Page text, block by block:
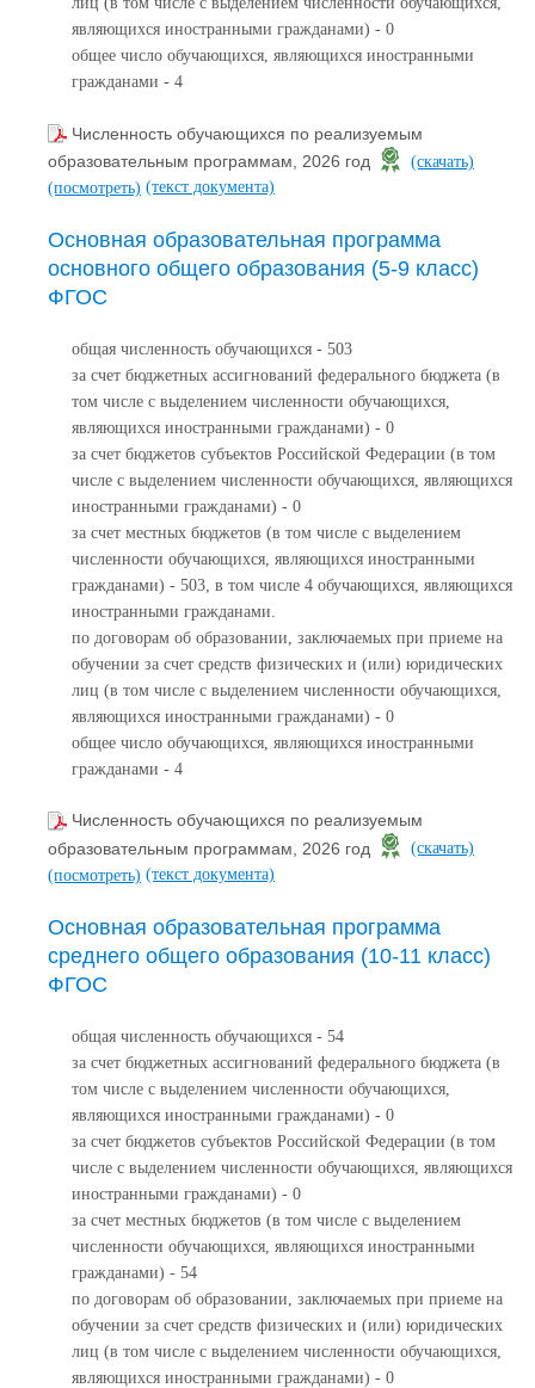
являющихся иностранными гражданами) - 0
общее число обучающихся, являющихся иностранными
гражданами - 4
Численность обучающихся по реализуемым
образовательным программам, 2026 год
(скачать)
(посмотреть) (текст документа)
Основная образовательная программа
основного общего образования (5-9 класс)
ФГОС
общая численность обучающихся - 503
за счет бюджетных ассигнований федерального бюджета (в
том числе с выделением численности обучающихся,
являющихся иностранными гражданами) - 0
за счет бюджетов субъектов Российской Федерации (в том
числе с выделением численности обучающихся, являющихся
иностранными гражданами) - 0
за счет местных бюджетов (в том числе с выделением
численности обучающихся, являющихся иностранными
гражданами) - 503, в том числе 4 обучающихся, являющихся
иностранными гражданами.
по договорам об образовании, заключаемых при приеме на
обучении за счет средств физических и (или) юридических
лиц (в том числе с выделением численности обучающихся,
являющихся иностранными гражданами) - 0
общее число обучающихся, являющихся иностранными
гражданами - 4
Численность обучающихся по реализуемым
образовательным программам, 2026 год
(скачать)
(посмотреть) (текст документа)
Основная образовательная программа
среднего общего образования (10-11 класс)
ФГОС
общая численность обучающихся - 54
за счет бюджетных ассигнований федерального бюджета (в
том числе с выделением численности обучающихся,
являющихся иностранными гражданами) - 0
за счет бюджетов субъектов Российской Федерации (в том
числе с выделением численности обучающихся, являющихся
иностранными гражданами) - 0
за счет местных бюджетов (в том числе с выделением
численности обучающихся, являющихся иностранными
гражданами) - 54
по договорам об образовании, заключаемых при приеме на
обучении за счет средств физических и (или) юридических
лиц (в том числе с выделением численности обучающихся,
являющихся иностранными гражданами) - 0